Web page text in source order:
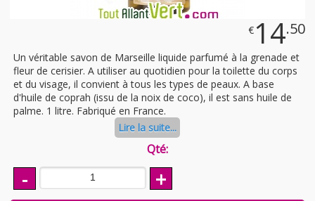
€ 14.50
Un véritable savon de Marseille liquide parfumé à la grenade et
fleur de cerisier. A utiliser au quotidien pour la toilette du corps
et du visage, il convient à tous les types de peaux. A base
d'huile de coprah (issu de la noix de coco), il est sans huile de
palme. 1 litre. Fabriqué en France.
Lire la suite...
Qté:
- +